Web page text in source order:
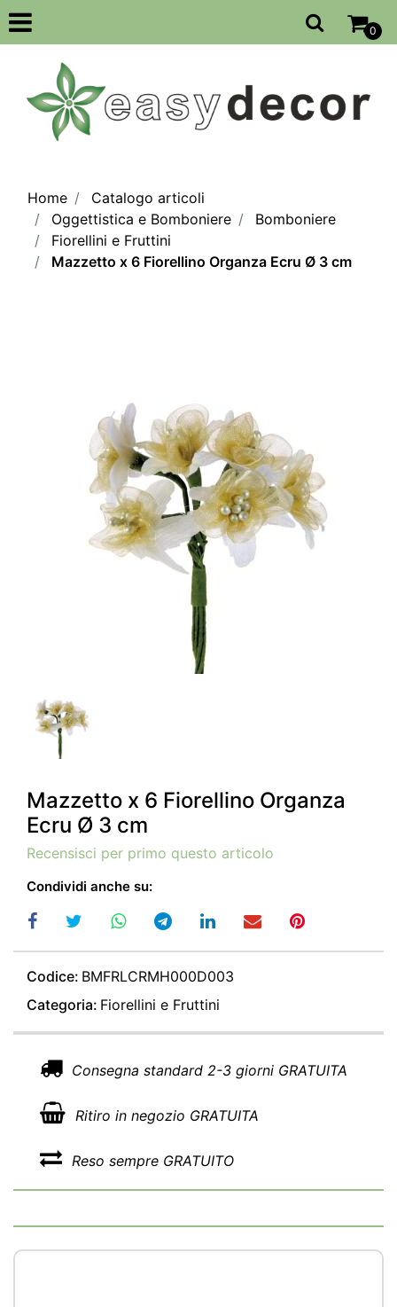
Open
0
Home
Catalogo articoli
Oggettistica e Bomboniere
Bomboniere
Fiorellini e Fruttini
Mazzetto x 6 Fiorellino Organza Ecru Ø 3 cm
Mazzetto x 6 Fiorellino Organza
Ecru Ø 3 cm
Recensisci per primo questo articolo
Condividi anche su:
Codice: BMFRLCRMH000D003
Categoria: Fiorellini e Fruttini
Consegna standard 2-3 giorni GRATUITA
Ritiro in negozio GRATUITA
Reso sempre GRATUITO